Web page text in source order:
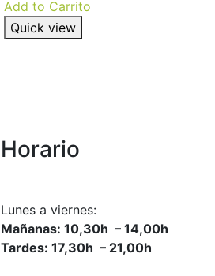
Add to Carrito
Quick view
Horario
Lunes a viernes:
Mañanas: 10,30h – 14,00h
Tardes: 17,30h – 21,00h